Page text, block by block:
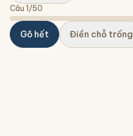
Câu 1 /50
Gõ hết Điền chỗ trống